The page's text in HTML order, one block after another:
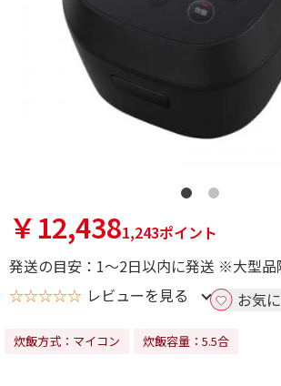
￥12,4381,243ポイント
発送の目安：1～2日以内に発送 ※大型品
☆☆☆☆☆ レビューを見る お気
炊飯方式：マイコン 炊飯容量：5.5合